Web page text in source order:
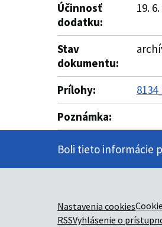
Účinnosť
dodatku:
19.
Stav
dokumentu:
Prílohy:
Poznámka:
Boli tieto informácie
Nastavenia cookies
RSSVyhlásenie o